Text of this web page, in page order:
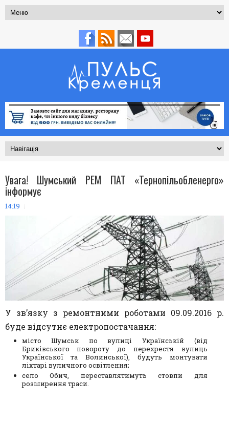
Увага! Шумський РЕМ ПАТ «Тернопільобленерго»
інформує
14:19
У зв’язку з ремонтними роботами 09.09.2016 р.
буде відсутнє електропостачання:
місто Шумськ по вулиці Українській (від
Бриківського повороту до перехрестя вулиць
Української та Волинської), будуть монтувати
ліхтарі вуличного освітлення;
село Обич, переставлятимуть стовпи для
розширення траси.